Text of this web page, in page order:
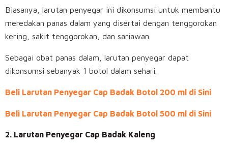
Biasanya, larutan penyegar ini dikonsumsi untuk membantu
meredakan panas dalam yang disertai dengan tenggorokan
kering, sakit tenggorokan, dan sariawan.
Sebagai obat panas dalam, larutan penyegar dapat
dikonsumsi sebanyak 1 botol dalam sehari.
Beli Larutan Penyegar Cap Badak Botol 200 ml di Sini
Beli Larutan Penyegar Cap Badak Botol 500 ml di Sini
2. Larutan Penyegar Cap Badak Kaleng